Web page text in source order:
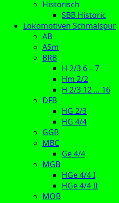
Historisch
SBB Historic
Lokomotiven Schmalspur
AB
ASm
BRB
H 2/3 6 – 7
Hm 2/2
H 2/3 12 … 16
DFB
HG 2/3
HG 4/4
GGB
MBC
Ge 4/4
MGB
HGe 4/4 I
HGe 4/4 II
MOB